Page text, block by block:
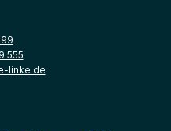
555
linke.de